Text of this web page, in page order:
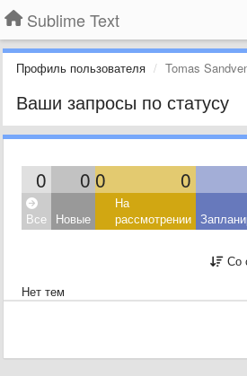
Sublime Text
Профиль пользователя Tomas
Ваши запросы по статусу
0 0 0 0
Все Новые
На
рассмотрении
Со
Нет тем